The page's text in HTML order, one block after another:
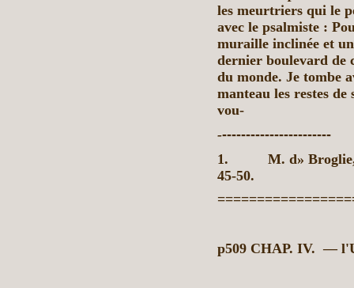
les meurtriers qui le
avec le psalmiste :
muraille inclinée et
dernier boulevard de
du monde. Je tombe
manteau les restes
vou-
------------------------
1.
M. d»
45-50.
p509 CHAP. IV. —